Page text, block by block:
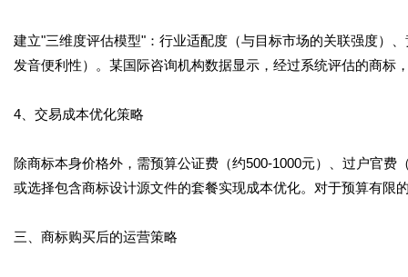
建立"三维度评估模型"：行业适配度（与目标市场的关联强度）
发音便利性）。某国际咨询机构数据显示，经过系统评估的商标
4、交易成本优化策略
除商标本身价格外，需预算公证费（约500-1000元）、过户官
或选择包含商标设计源文件的套餐实现成本优化。对于预算有限
三、商标购买后的运营策略